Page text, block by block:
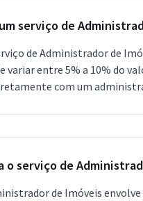
serviço de
de Administrador de
variar entre 5% a 10% do
com um
o serviço de
de Imóveis